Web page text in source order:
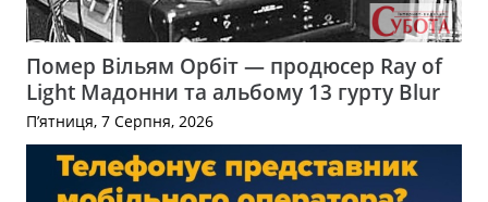
Помер Вільям Орбіт — продюсер Ray of
Light Мадонни та альбому 13 гурту Blur
П’ятниця, 7 Серпня, 2026